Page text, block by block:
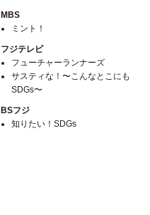
MBS
ミント！
フジテレビ
フューチャーランナーズ
サスティな！〜こんなとこにも
SDGs〜
BSフジ
知りたい！SDGs